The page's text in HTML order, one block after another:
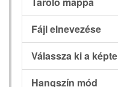
Fájl elnevezése
Válassza ki a
Hangszín mód